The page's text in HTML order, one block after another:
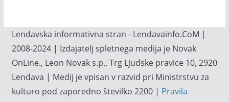
Lendavska informativna stran - Lendavainfo.CoM |
2008-2024 | Izdajatelj spletnega medija je Novak
OnLine., Leon Novak s.p., Trg Ljudske pravice 10, 2920
Lendava | Medij je vpisan v razvid pri Ministrstvu za
kulturo pod zaporedno številko 2200 | Pravila